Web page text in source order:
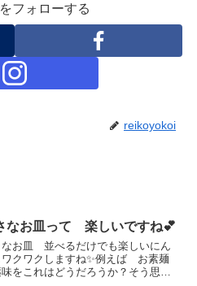
フォローする
reikoyokoi
なお皿って 楽しいですね💕
なお皿 並べるだけでも楽しいにん
ワクワクしますね✨例えば お素麺
をこれはどうだろうか？そう思う